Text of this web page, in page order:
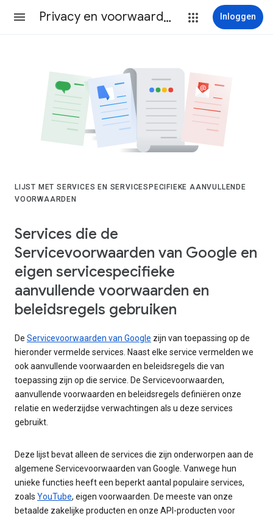
Privacy en voorwaarden Inloggen
LIJST MET SERVICES EN SERVICESPECIFIEKE AANVULLENDE
VOORWAARDEN
Services die de
Servicevoorwaarden van Google en
eigen servicespecifieke
aanvullende voorwaarden en
beleidsregels gebruiken
De Servicevoorwaarden van Google zijn van toepassing op de
hieronder vermelde services. Naast elke service vermelden we
ook aanvullende voorwaarden en beleidsregels die van
toepassing zijn op die service. De Servicevoorwaarden,
aanvullende voorwaarden en beleidsregels definiëren onze
relatie en wederzijdse verwachtingen als u deze services
gebruikt.
Deze lijst bevat alleen de services die zijn onderworpen aan de
algemene Servicevoorwaarden van Google. Vanwege hun
unieke functies heeft een beperkt aantal populaire services,
zoals YouTube, eigen voorwaarden. De meeste van onze
betaalde zakelijke producten en onze API-producten voor